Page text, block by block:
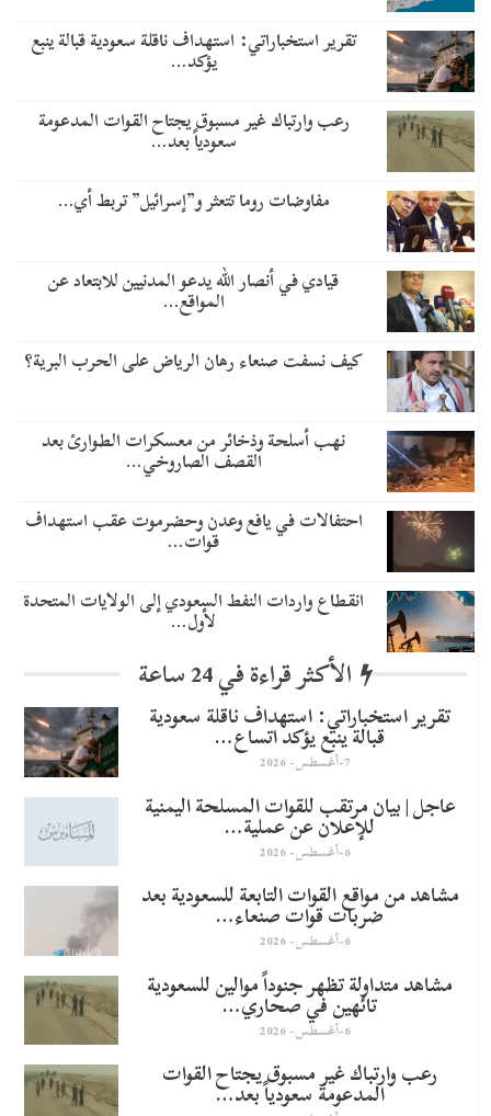
تقرير استخباراتي: استهداف ناقلة سعودية قبالة ينبع
يؤكد…
رعب وارتباك غير مسبوق يجتاح القوات المدعومة
سعودياً بعد…
مفاوضات روما تتعثر و”إسرائيل” تربط أي…
قيادي في أنصار الله يدعو المدنيين للابتعاد عن
المواقع…
كيف نسفت صنعاء رهان الرياض على الحرب البرية؟
نهب أسلحة وذخائر من معسكرات الطوارئ بعد
القصف الصاروخي…
احتفالات في يافع وعدن وحضرموت عقب استهداف
قوات…
انقطاع واردات النفط السعودي إلى الولايات المتحدة
لأول…
الأكثر قراءة في 24 ساعة
تقرير استخباراتي: استهداف ناقلة سعودية
قبالة ينبع يؤكد اتساع…
7-أغسطس- 2026
عاجل | بيان مرتقب للقوات المسلحة اليمنية
للإعلان عن عملية…
6-أغسطس- 2026
مشاهد من مواقع القوات التابعة للسعودية بعد
ضربات قوات صنعاء…
6-أغسطس- 2026
مشاهد متداولة تظهر جنوداً موالين للسعودية
تائهين في صحاري…
6-أغسطس- 2026
رعب وارتباك غير مسبوق يجتاح القوات
المدعومة سعودياً بعد…